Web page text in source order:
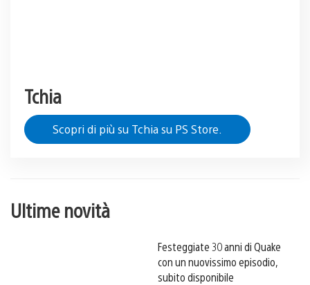
Tchia
Scopri di più su Tchia su PS Store.
Ultime novità
Festeggiate 30 anni di Quake
con un nuovissimo episodio,
subito disponibile